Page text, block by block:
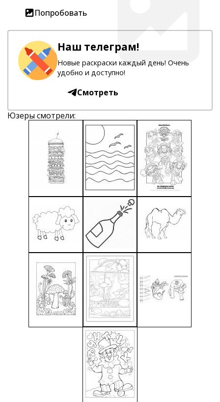
Попробовать
Наш телеграм!
Новые раскраски каждый день! Очень
удобно и доступно!
Смотреть
Юзеры смотрели: